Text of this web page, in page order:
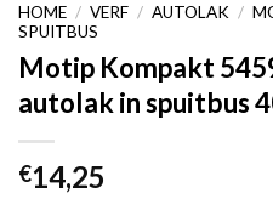
HOME / VERF / AUTOLAK /
SPUITBUS
Motip Kompakt
autolak in spuitbus
€14,25